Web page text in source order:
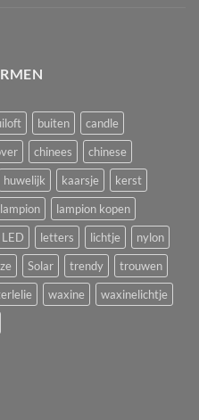
buiten
candle
chinees
chinese
huwelijk kaarsje
kerst
lampion
lampion kopen
LED letters lichtje
nylon
Solar trendy
trouwen
waxine
waxinelichtje